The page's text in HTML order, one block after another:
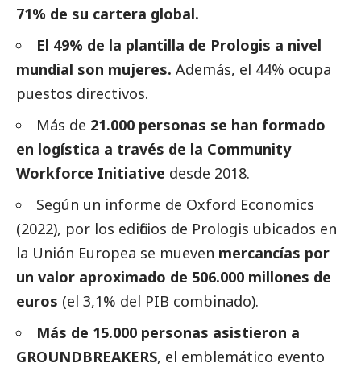
71% de su cartera global.
El 49% de la plantilla de Prologis a nivel
mundial son mujeres. Además, el 44% ocupa
puestos directivos.
Más de 21.000 personas se han formado
en logística a través de la Community
Workforce Initiative desde 2018.
Según un informe de Oxford Economics
(2022), por los edificios de Prologis ubicados en
la Unión Europea se mueven mercancías por
un valor aproximado de 506.000 millones de
euros (el 3,1% del PIB combinado).
Más de 15.000 personas asistieron a
GROUNDBREAKERS, el emblemático evento